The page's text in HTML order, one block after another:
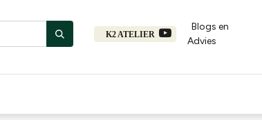
K2 ATELIER
Blogs en
Advies​